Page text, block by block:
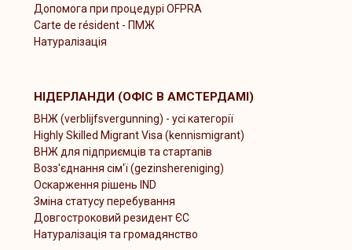
Допомога при процедурі OFPRA
Carte de résident - ПМЖ
Натуралізація
НІДЕРЛАНДИ (ОФІС В АМСТЕРДАМІ)
ВНЖ (verblijfsvergunning) - усі категорії
Highly Skilled Migrant Visa (kennismigrant)
ВНЖ для підприємців та стартапів
Возз'єднання сім'ї (gezinshereniging)
Оскарження рішень IND
Зміна статусу перебування
Довгостроковий резидент ЄС
Натуралізація та громадянство